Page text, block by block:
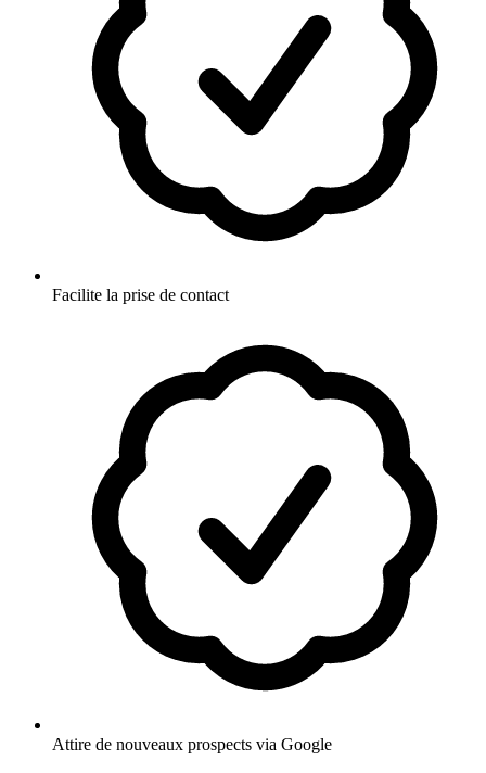
Facilite la prise de contact
Attire de nouveaux prospects via Google